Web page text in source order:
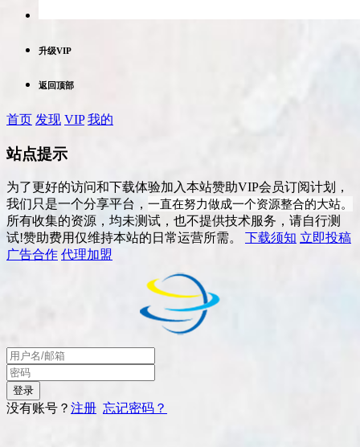
升级VIP
返回顶部
首页 发现 VIP 我的
站点提示
为了更好的访问和下载体验加入本站赞助VIP会员订阅计划，
我们只是一个分享平台， 一直在努力做成一个资源整合的大站。
所有收集的资源，均未测试，也不提供技术服务，请自行测
试!赞助费用仅维持本站的日常运营所需。 下载须知 立即投稿
广告合作 代理加盟
没有账号？ 注册 忘记密码？